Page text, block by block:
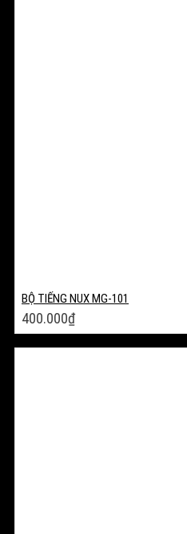
BỘ TIẾNG NUX MG-101
400.000₫